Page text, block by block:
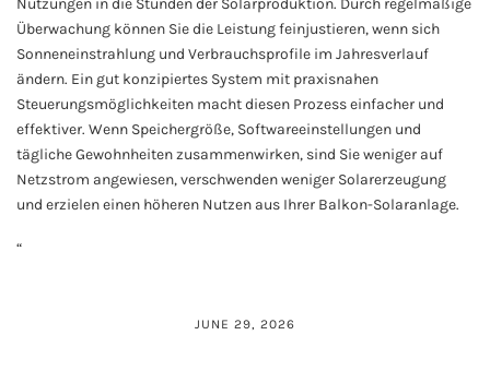
Überwachung können Sie die Leistung feinjustieren, wenn sich
Sonneneinstrahlung und Verbrauchsprofile im Jahresverlauf
ändern. Ein gut konzipiertes System mit praxisnahen
Steuerungsmöglichkeiten macht diesen Prozess einfacher und
effektiver. Wenn Speichergröße, Softwareeinstellungen und
tägliche Gewohnheiten zusammenwirken, sind Sie weniger auf
Netzstrom angewiesen, verschwenden weniger Solarerzeugung
und erzielen einen höheren Nutzen aus Ihrer Balkon-Solaranlage.
“
JUNE 29, 2026